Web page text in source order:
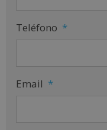
Teléfono *
Email *